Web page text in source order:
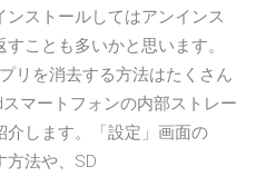
ストールしてはアンインス
ことも多いかと思います。
リを消去する方法はたくさん
マートフォンの内部ストレー
介します。「設定」画面の
方法や、SD